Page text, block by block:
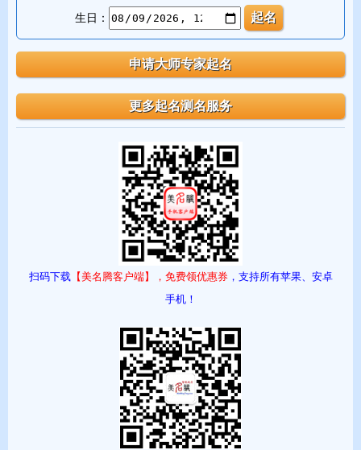
生日：
扫码下载【美名腾客户端】，免费领优惠券，支持所有苹果、安卓
手机！